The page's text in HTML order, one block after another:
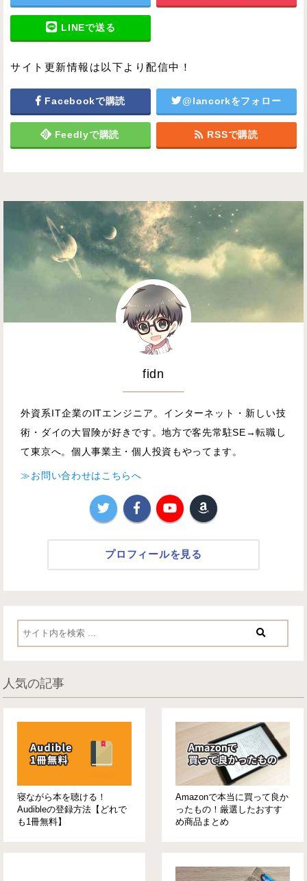
LINEで送る
サイト更新情報は以下より配信中！
Facebookで購読 @lancorkをフォロー
Feedlyで購読 RSSで購読
fidn
外資系IT企業のITエンジニア。インターネット・新しい技
術・ダイの大冒険が好きです。地方で客先常駐SE→転職し
て東京へ。個人事業主・個人投資もやってます。
≫お問い合わせはこちらへ
プロフィールを見る
人気の記事
寝ながら本を聴ける！
Audibleの登録方法【どれで
も1冊無料】
Amazonで本当に買って良か
ったもの！厳選したおすす
め商品まとめ